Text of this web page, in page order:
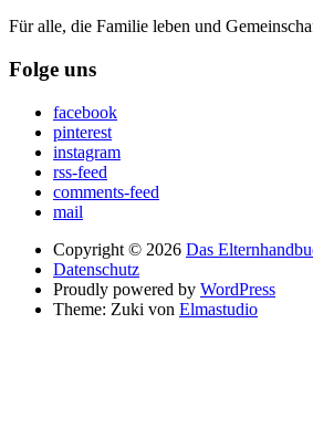
Für alle, die Familie leben und
Folge uns
facebook
pinterest
instagram
rss-feed
comments-feed
mail
Copyright © 2026 Das
Datenschutz
Proudly powered by WordPress
Theme: Zuki von Elmastudio